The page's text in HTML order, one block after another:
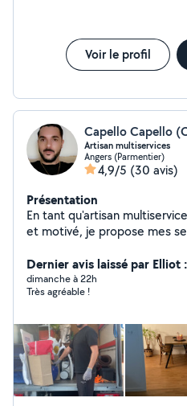
Voir le profil
Capello Capello
Artisan multiservices
Angers (Parmentier)
4,9/5 (30 avis)
Présentation
En tant qu'artisan
et motivé, je propose mes
réparation et création. Avec
attention particulière aux
un travail de qualité, réalisé
solutions personnalisées et
N'hésitez pas à me contacter
projets et découvrir
réaliser. Bien
Dernier avis laissé par Elliot
dimanche à 22h
Très agréable !